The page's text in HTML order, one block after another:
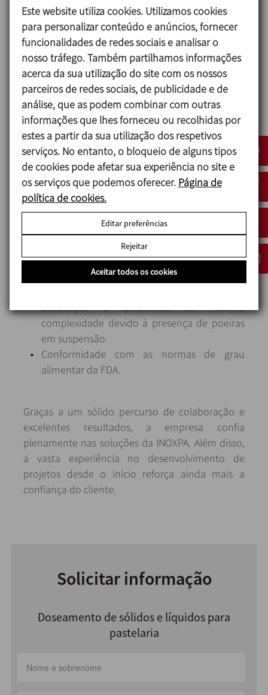
nas linhas de produção, com controlo
automático do fluxo e da temperatura.
Automatização completa da instalação
e controlo com PLC e Scada Rockwell.
Pontos de destaque
Elementos em aço inoxidável de produção
própria, incluindo caixas, quadros elétricos e
PLC.
Componentes de marcas de primeira
qualidade para o bom funcionamento de
todo o equipamento.
Automatização total do equipamento para
reduzir a possibilidade de erro humano e
evitar as tarefas repetitivas entre os
operadores.
adaptação a ambientes de máxima
complexidade devido à presença de poeiras
em suspensão.
Conformidade com as normas de grau
alimentar da FDA.
Graças a um sólido percurso de colaboração e
excelentes resultados, a empresa confia
plenamente nas soluções da INOXPA. Além disso,
a vasta experiência no desenvolvimento de
projetos desde o início reforça ainda mais a
confiança do cliente.
Solicitar informação
Doseamento de sólidos e líquidos para
pastelaria
Este website utiliza cookies. Utilizamos cookies
para personalizar conteúdo e anúncios, fornecer
funcionalidades de redes sociais e analisar o
nosso tráfego. Também partilhamos informações
acerca da sua utilização do site com os nossos
parceiros de redes sociais, de publicidade e de
análise, que as podem combinar com outras
informações que lhes forneceu ou recolhidas por
estes a partir da sua utilização dos respetivos
serviços. No entanto, o bloqueio de alguns tipos
de cookies pode afetar sua experiência no site e
os serviços que podemos oferecer. Página de
política de cookies.
Editar preferências
Rejeitar
Aceitar todos os cookies